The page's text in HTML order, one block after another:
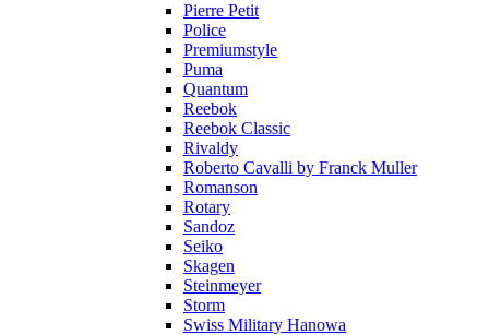
Pierre Petit
Police
Premiumstyle
Puma
Quantum
Reebok
Reebok Classic
Rivaldy
Roberto Cavalli by Franck Muller
Romanson
Rotary
Sandoz
Seiko
Skagen
Steinmeyer
Storm
Swiss Military Hanowa